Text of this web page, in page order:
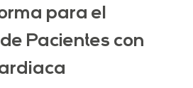
para el
Pacientes con